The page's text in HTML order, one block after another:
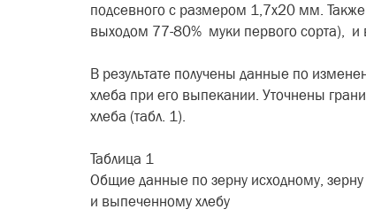
подсевного с размером 1,7х20 мм.
выходом 77-80% муки первого сорта), и
В результате получены данные по
хлеба при его выпекании. Уточнены
хлеба (табл. 1).
Таблица 1
Общие данные по зерну исходному, зерну
и выпеченному хлебу